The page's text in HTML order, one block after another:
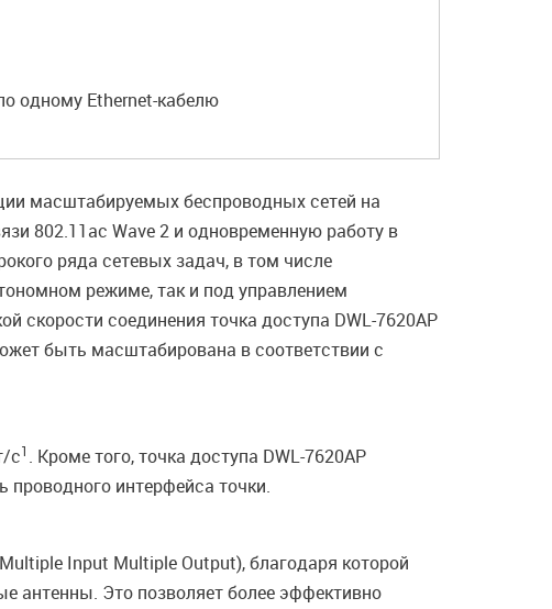
одному Ethernet-кабелю
масштабируемых беспроводных сетей на
802.11ac Wave 2 и одновременную работу в
ряда сетевых задач, в том числе
режиме, так и под управлением
скорости соединения точка доступа DWL-7620AP
быть масштабирована в соответствии с
с1 . Кроме того, точка доступа DWL-7620AP
проводного интерфейса точки.
Input Multiple Output), благодаря которой
антенны. Это позволяет более эффективно